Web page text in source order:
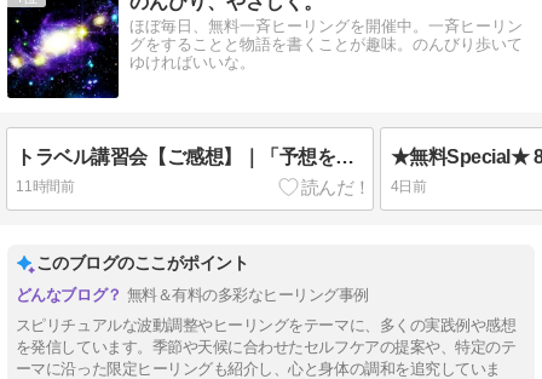
ほぼ毎日、無料一斉ヒーリングを開催中。一斉ヒーリン
グをすることと物語を書くことが趣味。のんびり歩いて
ゆければいいな。
トラベル講習会【ご感想】｜「予想をはるかに超えて驚きながらも、めちゃくちゃ楽しくてあっという間過ぎでした✨」
11時間前 4日前
このブログのここがポイント
無料＆有料の多彩なヒーリング事例
スピリチュアルな波動調整やヒーリングをテーマに、多くの実践例や感想
を発信しています。季節や天候に合わせたセルフケアの提案や、特定のテ
ーマに沿った限定ヒーリングも紹介し、心と身体の調和を追究していま